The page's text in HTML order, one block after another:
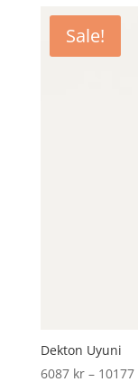
Sale!
Dekton Uyuni
6087 kr – 10177